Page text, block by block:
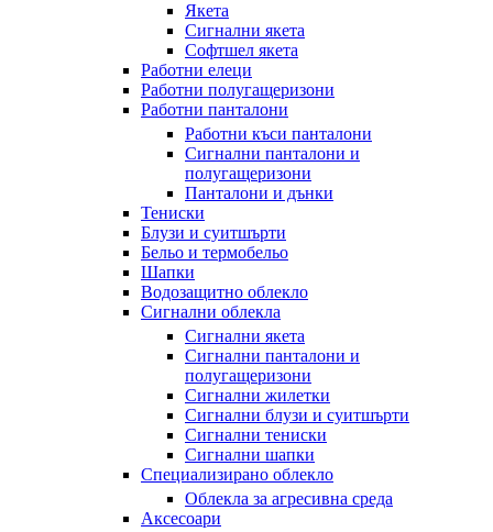
Якета
Сигнални якета
Софтшел якета
Работни елеци
Работни полугащеризони
Работни панталони
Работни къси панталони
Сигнални панталони и
полугащеризони
Панталони и дънки
Тениски
Блузи и суитшърти
Бельо и термобельо
Шапки
Водозащитно облекло
Сигнални облекла
Сигнални якета
Сигнални панталони и
полугащеризони
Сигнални жилетки
Сигнални блузи и суитшърти
Сигнални тениски
Сигнални шапки
Специализирано облекло
Облекла за агресивна среда
Аксесоари